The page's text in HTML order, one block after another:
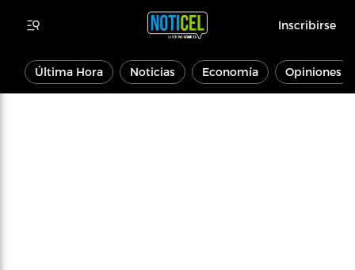
Inscribirse
Última Hora Noticias Economía Opiniones